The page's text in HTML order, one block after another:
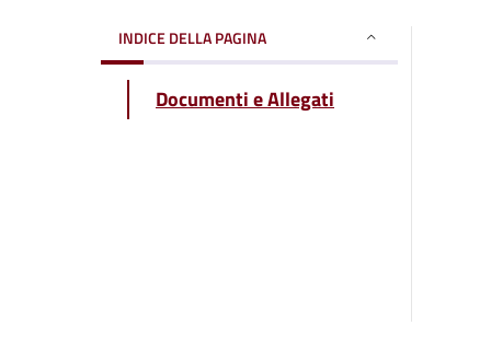
INDICE DELLA PAGINA
Documenti e Allegati